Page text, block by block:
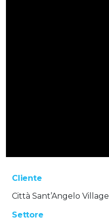
Cliente
Città Sant’Angelo Village
Settore